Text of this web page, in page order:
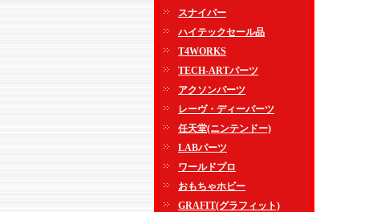
スナイパー
ハイテックセール品
T4WORKS
TECH-ARTパーツ
アクソンパーツ
レーヴ・ディーパーツ
任天堂(ニンテンドー)
LABパーツ
ワールドプロ
おもちゃホビー
GRAFIT(グラフィット)